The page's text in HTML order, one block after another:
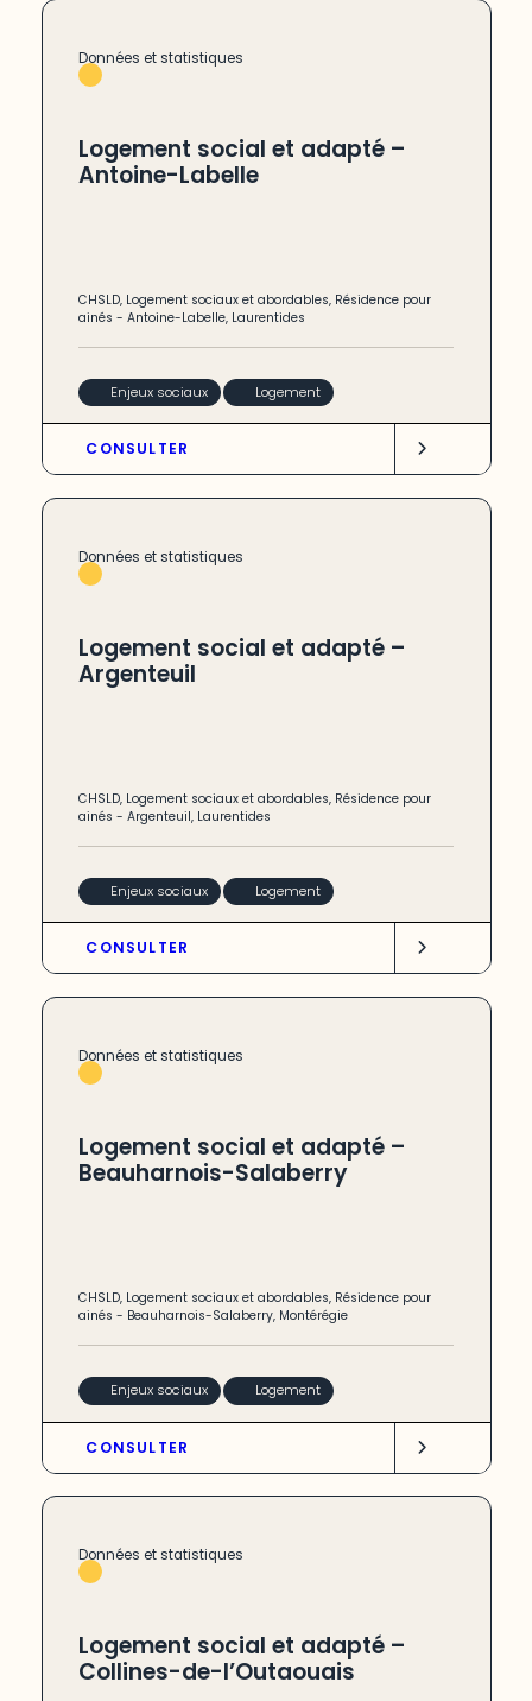
Données et statistiques
Logement social et adapté –
Antoine-Labelle
CHSLD, Logement sociaux et abordables, Résidence pour
ainés -Antoine-Labelle, Laurentides
Enjeux sociaux Logement
CONSULTER
Données et statistiques
Logement social et adapté –
Argenteuil
CHSLD, Logement sociaux et abordables, Résidence pour
ainés -Argenteuil, Laurentides
Enjeux sociaux Logement
CONSULTER
Données et statistiques
Logement social et adapté –
Beauharnois-Salaberry
CHSLD, Logement sociaux et abordables, Résidence pour
ainés - Beauharnois-Salaberry, Montérégie
Enjeux sociaux Logement
CONSULTER
Données et statistiques
Logement social et adapté –
Collines-de-l’Outaouais